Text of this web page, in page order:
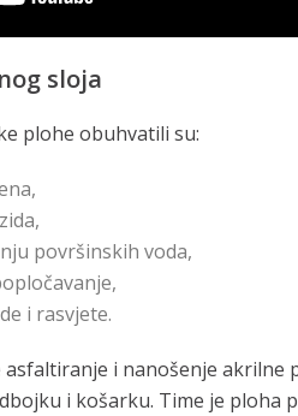
sloja
plohe obuhvatili su:
površinskih voda,
i rasvjete.
asfaltiranje i nanošenje akrilne
i košarku. Time je ploha